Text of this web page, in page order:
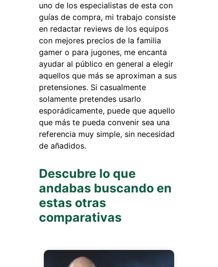
uno de los especialistas de esta con
guías de compra, mi trabajo consiste
en redactar reviews de los equipos
con mejores precios de la familia
gamer o para jugones, me encanta
ayudar al público en general a elegir
aquellos que más se aproximan a sus
pretensiones. Si casualmente
solamente pretendes usarlo
esporádicamente, puede que aquello
que más te pueda convenir sea una
referencia muy simple, sin necesidad
de añadidos.
Descubre lo que
andabas buscando en
estas otras
comparativas